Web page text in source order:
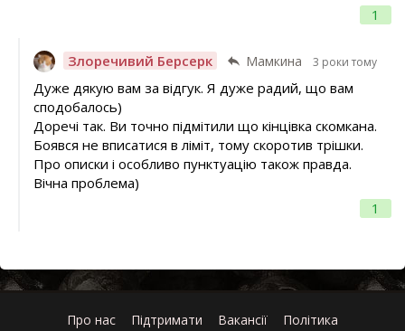
1
Злоречивий Берсерк Мамкина 3 роки тому
1
Дуже дякую вам за відгук. Я дуже радий, що вам
сподобалось)
Доречі так. Ви точно підмітили що кінцівка скомкана.
Боявся не вписатися в ліміт, тому скоротив трішки.
Про описки і особливо пунктуацію також правда.
Вічна проблема)
Про нас Підтримати Вакансії
Політика